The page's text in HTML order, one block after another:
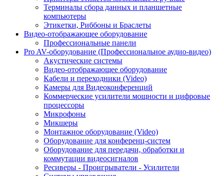
Терминалы сбора данных и планшетные
компьютеры
Этикетки, Риббоны и Браслеты
Видео-отображающее оборудование
Профессиональные панели
Pro AV-оборудование (Профессиональное аудио-видео)
Акустические системы
Видео-отображающее оборудование
Кабели и переходники (Video)
Камеры для Видеоконференций
Коммерческие усилители мощности и цифровые
процессоры
Микрофоны
Микшеры
Монтажное оборудование (Video)
Оборудование для конференц-систем
Оборудование для передачи, обработки и
коммутации видеосигналов
Ресиверы - Проигрыватели - Усилители